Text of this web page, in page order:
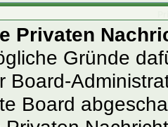
Privaten
Gründe
Board-
Board